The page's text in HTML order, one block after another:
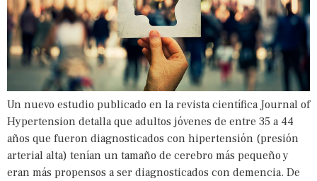
Un nuevo estudio publicado en la revista científica Journal of
Hypertension detalla que adultos jóvenes de entre 35 a 44
años que fueron diagnosticados con hipertensión (presión
arterial alta) tenían un tamaño de cerebro más pequeño y
eran más propensos a ser diagnosticados con demencia. De